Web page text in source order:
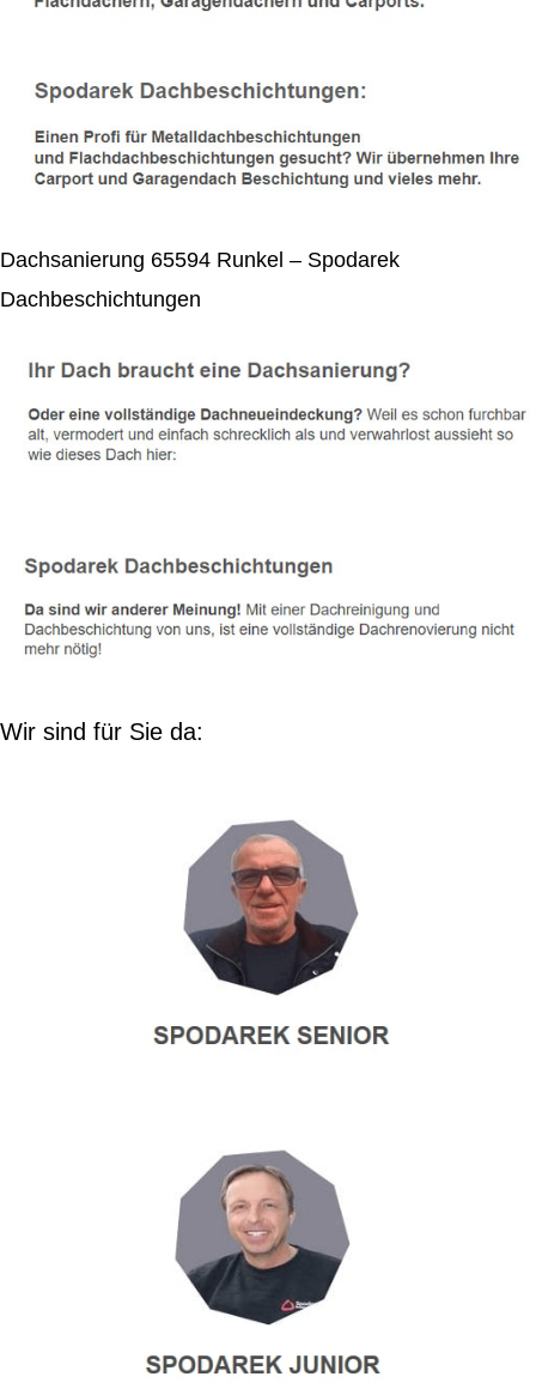
Dachsanierung 65594 Runkel – Spodarek
Dachbeschichtungen
Wir sind für Sie da: